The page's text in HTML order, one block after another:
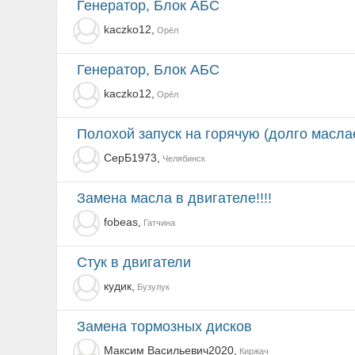
Генератор, Блок АБС
kaczko12, Орёл
Генератор, Блок АБС
kaczko12, Орёл
Полохой запуск на горячую (долго
СерБ1973, Челябинск
замена масла в двигателе!!!!
fobeas, Гатчина
стук в двигатели
кудик, Бузулук
замена тормозных дисков
Максим Васильевич2020, Киржач